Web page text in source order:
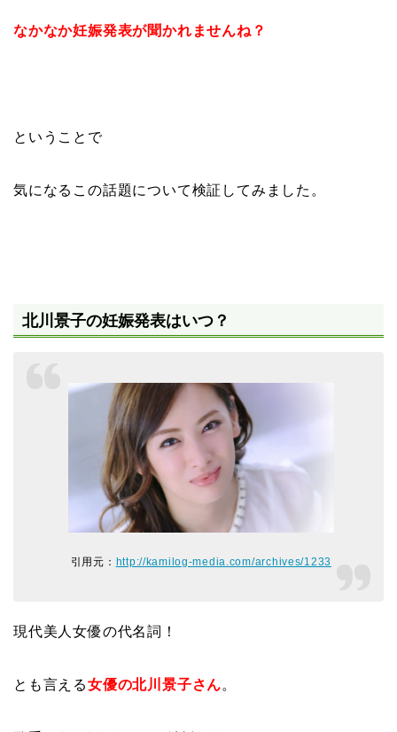
なかなか妊娠発表が聞かれませんね？
ということで
気になるこの話題について検証してみました。
北川景子の妊娠発表はいつ？
引用元： http://kamilog-media.com/archives/1233
現代美人女優の代名詞！
とも言える女優の北川景子さん。